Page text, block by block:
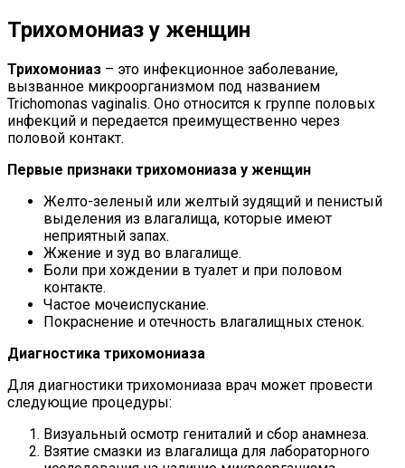
Трихомониаз у женщин
Трихомониаз – это инфекционное заболевание,
вызванное микроорганизмом под названием
Trichomonas vaginalis. Оно относится к группе половых
инфекций и передается преимущественно через
половой контакт.
Первые признаки трихомониаза у женщин
Желто-зеленый или желтый зудящий и пенистый
выделения из влагалища, которые имеют
неприятный запах.
Жжение и зуд во влагалище.
Боли при хождении в туалет и при половом
контакте.
Частое мочеиспускание.
Покраснение и отечность влагалищных стенок.
Диагностика трихомониаза
Для диагностики трихомониаза врач может провести
следующие процедуры:
Визуальный осмотр гениталий и сбор анамнеза.
Взятие смазки из влагалища для лабораторного